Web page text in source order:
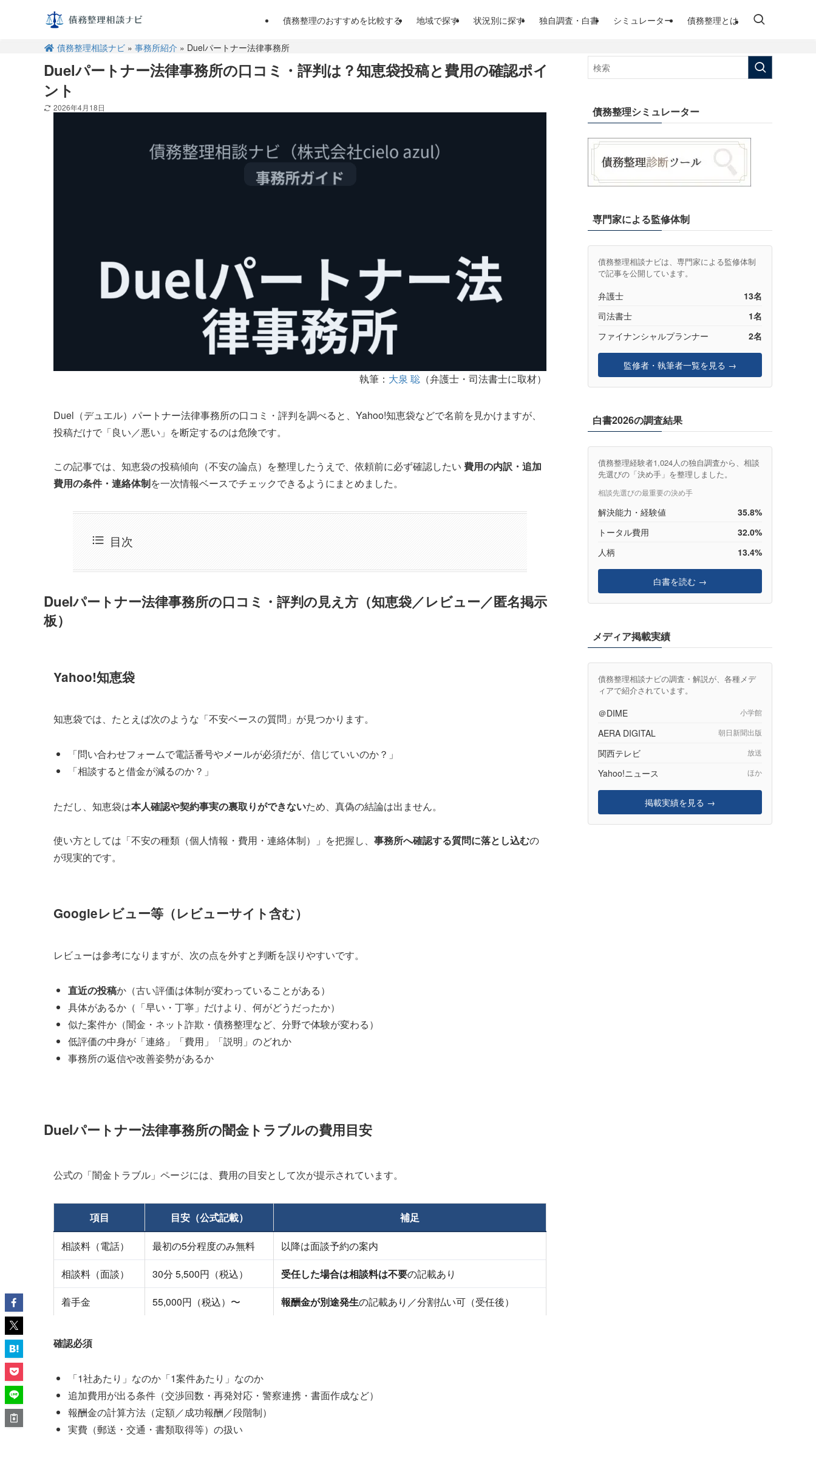
債務整理のおすすめを比較する 地域で探す 状況別に探す 独自調査・白書 シミュレーター 債務整理とは
債務整理相談ナビ» 事務所紹介 » Duelパートナー法律事務所
Duelパートナー法律事務所の口コミ・評判は？知恵袋投稿と費用の確認ポイ
ント
2026年4月18日
執筆： 大泉 聡 （弁護士・司法書士に取材）
Duel（デュエル）パートナー法律事務所の口コミ・評判を調べると、Yahoo!知恵袋などで名前を見かけますが、
投稿だけで「良い／悪い」を断定するのは危険です。
この記事では、知恵袋の投稿傾向（不安の論点）を整理したうえで、依頼前に必ず確認したい 費用の内訳・追加
費用の条件・連絡体制を一次情報ベースでチェックできるようにまとめました。
目次
Duelパートナー法律事務所の口コミ・評判の見え方（知恵袋／レビュー／匿名掲示
板）
Yahoo!知恵袋
知恵袋では、たとえば次のような「不安ベースの質問」が見つかります。
「問い合わせフォームで電話番号やメールが必須だが、信じていいのか？」
「相談すると借金が減るのか？」
ただし、知恵袋は本人確認や契約事実の裏取りができないため、真偽の結論は出ません。
使い方としては「不安の種類（個人情報・費用・連絡体制）」を把握し、 事務所へ確認する質問に落とし込むの
が現実的です。
Googleレビュー等（レビューサイト含む）
レビューは参考になりますが、次の点を外すと判断を誤りやすいです。
直近の投稿か（古い評価は体制が変わっていることがある）
具体があるか（「早い・丁寧」だけより、何がどうだったか）
似た案件か（闇金・ネット詐欺・債務整理など、分野で体験が変わる）
低評価の中身が「連絡」「費用」「説明」のどれか
事務所の返信や改善姿勢があるか
Duelパートナー法律事務所の闇金トラブルの費用目安
公式の「闇金トラブル」ページには、費用の目安として次が提示されています。
項目 目安（公式記載） 補足
相談料（電話） 最初の5分程度のみ無料
以降は面談予約の案内
相談料（面談）
30分 5,500円（税込） 受任した場合は相談料は不要の記載あり
着手金
55,000円（税込）〜 報酬金が別途発生の記載あり／分割払い可（受任後）
確認必須
「1社あたり」なのか「1案件あたり」なのか
追加費用が出る条件（交渉回数・再発対応・警察連携・書面作成など）
報酬金の計算方法（定額／成功報酬／段階制）
実費（郵送・交通・書類取得等）の扱い
債務整理シミュレーター
専門家による監修体制
債務整理相談ナビは、専門家による監修体制
で記事を公開しています。
弁護士
13名
司法書士
1名
ファイナンシャルプランナー
2名
監修者・執筆者一覧を見る →
白書2026の調査結果
債務整理経験者1,024人の独自調査から、相談
先選びの「決め手」を整理しました。
相談先選びの最重要の決め手
解決能力・経験値
35.8%
トータル費用
32.0%
人柄
13.4%
白書を読む →
メディア掲載実績
債務整理相談ナビの調査・解説が、各種メデ
ィアで紹介されています。
＠DIME 小学館
AERA DIGITAL 朝日新聞出版
関西テレビ 放送
Yahoo!ニュース ほか
掲載実績を見る →